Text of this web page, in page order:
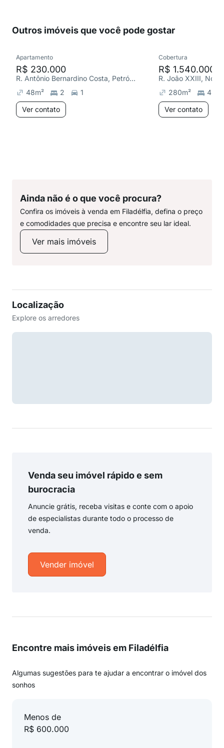
Outros imóveis que você pode gostar
Apartamento
R$ 230.000
R. Antônio Bernardino Costa, Petrópolis
48m² 2
1
Ver contato
Cobertura
R$ 1.540.000
280m²
4
Ver contato
Ainda não é o que você procura?
Confira os imóveis à venda em Filadélfia, defina o preço
e comodidades que precisa e encontre seu lar ideal.
Ver mais imóveis
Localização
Explore os arredores
Venda seu imóvel rápido e sem
burocracia
Anuncie grátis, receba visitas e conte com o apoio
de especialistas durante todo o processo de
venda.
Vender imóvel
Encontre mais imóveis em Filadélfia
Algumas sugestões para te ajudar a encontrar o imóvel dos
sonhos
Menos de
R$ 600.000